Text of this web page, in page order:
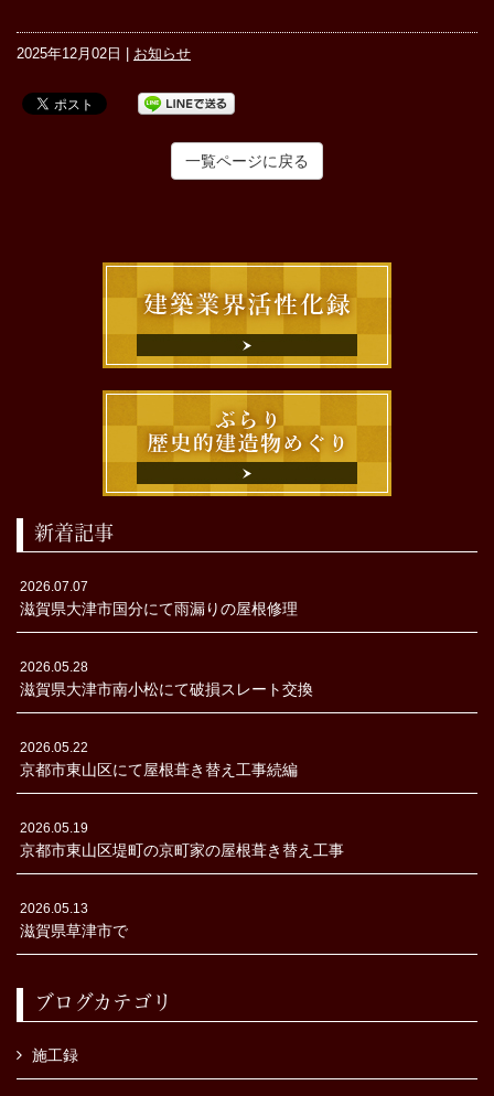
2025年12月02日 | お知らせ
一覧ページに戻る
新着記事
2026.07.07
滋賀県大津市国分にて雨漏りの屋根修理
2026.05.28
滋賀県大津市南小松にて破損スレート交換
2026.05.22
京都市東山区にて屋根葺き替え工事続編
2026.05.19
京都市東山区堤町の京町家の屋根葺き替え工事
2026.05.13
滋賀県草津市で
ブログカテゴリ
施工録